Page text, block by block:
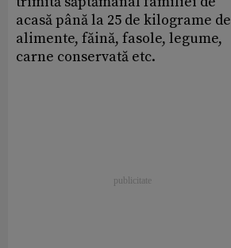
acasă până la 25 de kilograme de
alimente, făină, fasole, legume,
carne conservată etc.